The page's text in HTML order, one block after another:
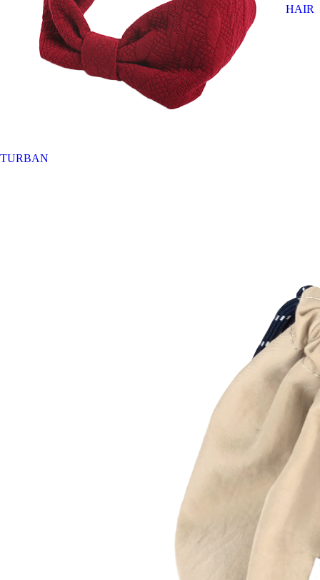
HAIR
TURBAN